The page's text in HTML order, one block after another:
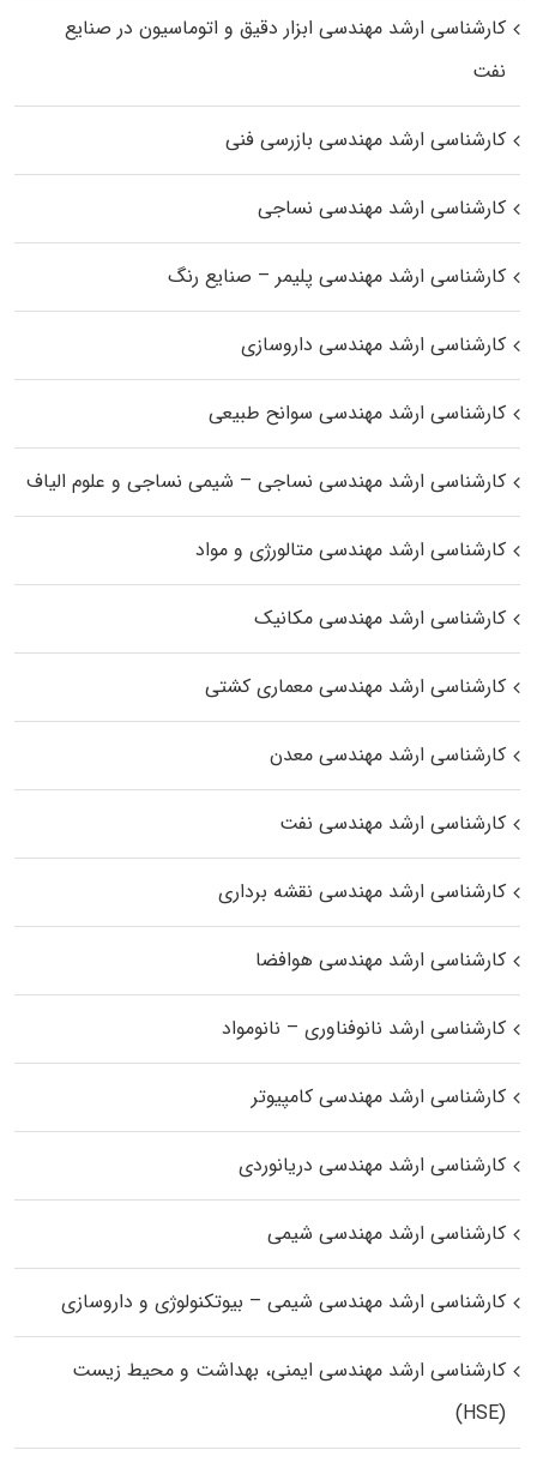
کارشناسی ارشد مهندسی ابزار دقیق و اتوماسیون در صنایع
نفت
کارشناسی ارشد مهندسی بازرسی فنی
کارشناسی ارشد مهندسی نساجی
کارشناسی ارشد مهندسی پلیمر – صنایع رنگ
کارشناسی ارشد مهندسی داروسازی
کارشناسی ارشد مهندسی سوانح طبیعی
کارشناسی ارشد مهندسی نساجی – شیمی نساجی و علوم الیاف
کارشناسی ارشد مهندسی متالورژی و مواد
کارشناسی ارشد مهندسی مکانیک
کارشناسی ارشد مهندسی معماری کشتی
کارشناسی ارشد مهندسی معدن
کارشناسی ارشد مهندسی نفت
کارشناسی ارشد مهندسی نقشه برداری
کارشناسی ارشد مهندسی هوافضا
کارشناسی ارشد نانوفناوری – نانومواد
کارشناسی ارشد مهندسی کامپیوتر
کارشناسی ارشد مهندسی دریانوردی
کارشناسی ارشد مهندسی شیمی
کارشناسی ارشد مهندسی شیمی – بیوتکنولوژی و داروسازی
کارشناسی ارشد مهندسی ایمنی، بهداشت و محیط زیست
(HSE)